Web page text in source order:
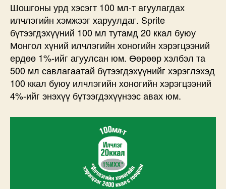
Шошгоны урд хэсэгт 100 мл-т агуулагдах
илчлэгийн хэмжээг харуулдаг. Sprite
бүтээгдэхүүний 100 мл тутамд 20 ккал буюу
Монгол хүний илчлэгийн хоногийн хэрэгцээний
ердөө 1%-ийг агуулсан юм. Өөрөөр хэлбэл та
500 мл савлагаатай бүтээгдэхүүнийг хэрэглэхэд
100 ккал буюу илчлэгийн хоногийн хэрэгцээний
4%-ийг энэхүү бүтээгдэхүүнээс авах юм.